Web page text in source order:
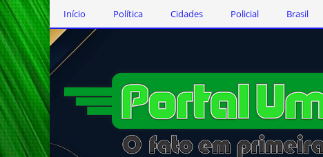
Início Política Cidades Policial Brasil